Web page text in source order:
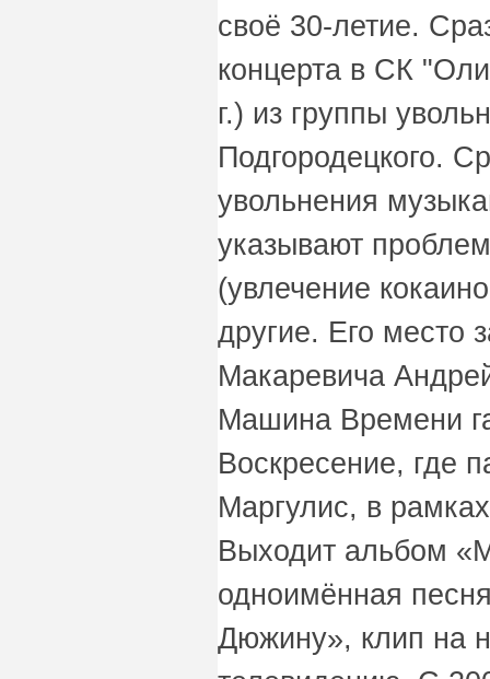
своё 30-летие.
концерта в СК
г.) из группы
Подгородецкого.
увольнения
указывают
(увлечение
другие. Его место
Макаревича
Машина Времени
Воскресение, где
Маргулис, в
Выходит альбом
одноимённая
Дюжину», клип на